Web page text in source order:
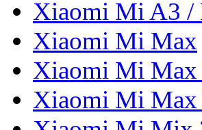
Xiaomi Mi A3 /
Xiaomi Mi Max
Xiaomi Mi Max
Xiaomi Mi Max